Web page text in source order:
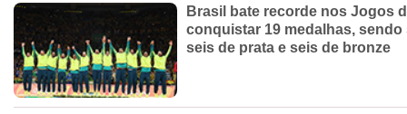
Brasil bate recorde nos Jogos
conquistar 19 medalhas, sendo
seis de prata e seis de bronze